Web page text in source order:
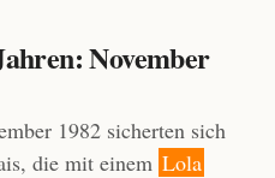
November
1982 sicherten sich
die mit einem Lola